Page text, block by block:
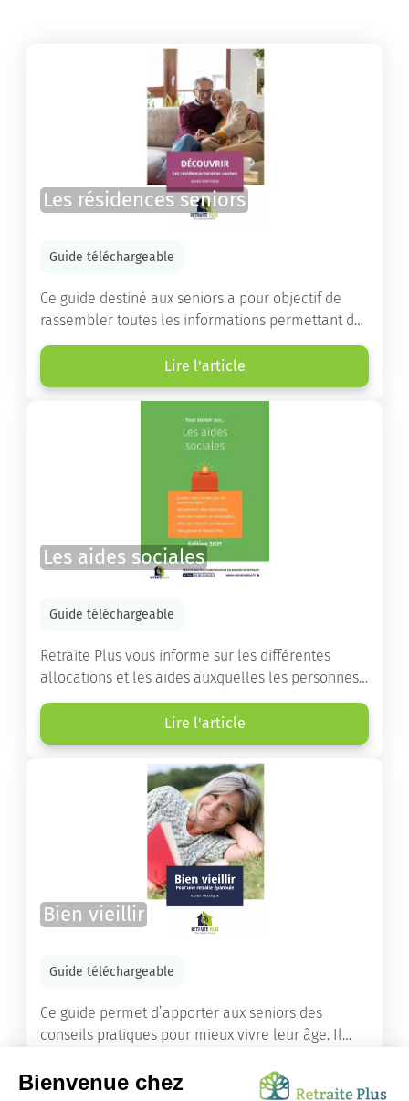
Les résidences seniors
Guide téléchargeable
Ce guide destiné aux seniors a pour objectif de
rassembler toutes les informations permettant de
choisir la résidence services seniors adaptée.
Lire l'article
Les aides sociales
Guide téléchargeable
Retraite Plus vous informe sur les différentes
allocations et les aides auxquelles les personnes
âgées ont droit pour financer un séjour en maison
de retraite ou un maintien à domicile.
Lire l'article
Bien vieillir
Guide téléchargeable
Ce guide permet d’apporter aux seniors des
conseils pratiques pour mieux vivre leur âge. Il
améliorer sa santé grâce à l’alimentation...
Lire l'article